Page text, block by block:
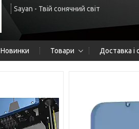
Sayan - Твій сонячний світ
Новинки Товари Доставка і